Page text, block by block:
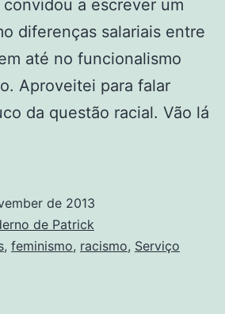
a escrever um
diferenças salariais entre
até no funcionalismo
Aproveitei para falar
da questão racial. Vão lá
de 2013
de Patrick
, feminismo, racismo, Serviço